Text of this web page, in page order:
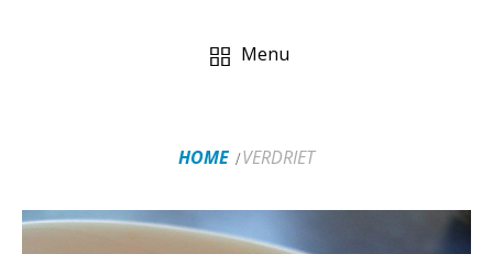
Menu
HOME VERDRIET